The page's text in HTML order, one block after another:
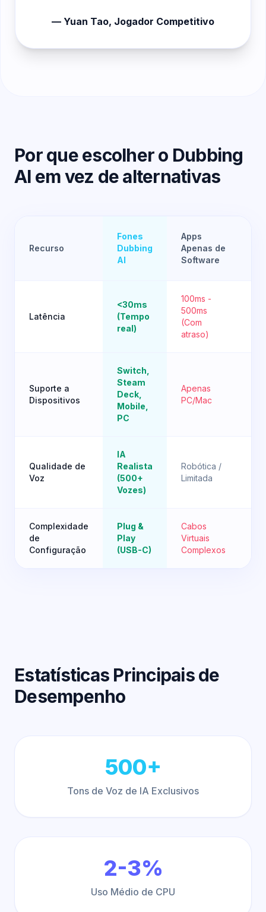
— Yuan Tao, Jogador Competitivo
Por que escolher o Dubbing
AI em vez de alternativas
Recurso
Fones
Dubbing
AI
Apps
Apenas de
Software
Latência
<30ms
(Tempo
real)
100ms -
500ms
(Com
atraso)
Suporte a
Dispositivos
Switch,
Steam
Deck,
Mobile,
PC
Apenas
PC/Mac
Qualidade de
Voz
IA
Realista
(500+
Vozes)
Robótica /
Limitada
Complexidade
de
Configuração
Plug &
Play
(USB-C)
Cabos
Virtuais
Complexos
Estatísticas Principais de
Desempenho
500+
Tons de Voz de IA Exclusivos
2-3%
Uso Médio de CPU